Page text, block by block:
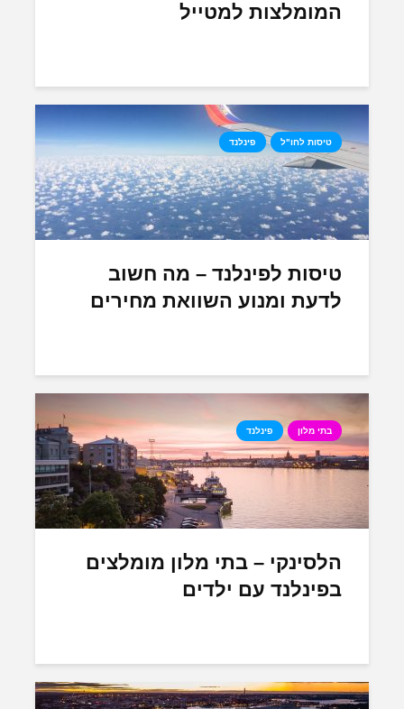
המומלצות למטייל
טיסות לחו"ל פינלנד
טיסות לפינלנד – מה חשוב
לדעת ומנוע השוואת מחירים
בתי מלון פינלנד
הלסינקי – בתי מלון מומלצים
בפינלנד עם ילדים